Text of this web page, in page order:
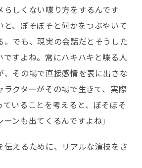
らしくない喋り方をするんです
と、ぼそぼそと何かをつぶやいて
。でも、現実の会話だとそうした
すよね。常にハキハキと喋る人
、その場で直接感情を表に出さな
ラクターがその場で生きて、実際
ていることを考えると、ぼそぼそ
ンも出てくるんですよね」
えるために、リアルな演技をさ